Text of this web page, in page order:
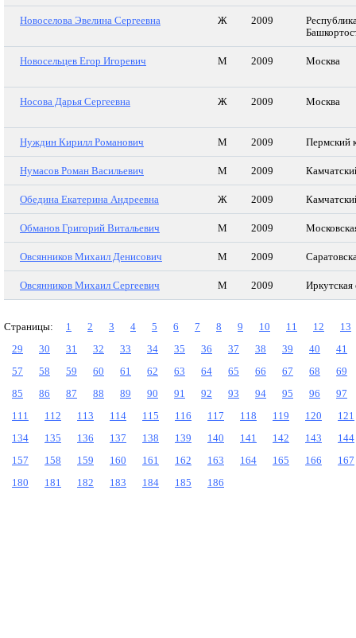
Новоселова Эвелина Сергеевна Ж 2009
Новосельцев Егор Игоревич М 2009 Москва
Носова Дарья Сергеевна Ж 2009 Москва
Нуждин Кирилл Романович М 2009 Пермский
Нумасов Роман Васильевич М 2009
Обедина Екатерина Андреевна Ж 2009
Обманов Григорий Витальевич М 2009
Овсянников Михаил Денисович М 2009
Овсянников Михаил Сергеевич М 2009 Иркутская
Страницы: 1 2 3 4 5 6 7 8 9 10 11 12
13
29
30 31 32 33 34 35 36 37 38 39 40
41
57
58 59 60 61 62 63 64 65 66 67 68
69
85
86 87 88 89 90 91 92 93 94 95 96
97
111
112 113 114 115 116 117 118 119 120
121
134
135 136 137 138 139 140 141 142 143
144
157
158 159 160 161 162 163 164 165 166
167
180
181 182 183 184 185 186